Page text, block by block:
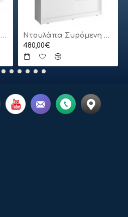
Ντουλάπα 5φυλλη με πατάρι
Ντουλάπα Συρόμενη 24113-MJ3-180 Χρώμα Λευκό 180x200x62cm
480,00€